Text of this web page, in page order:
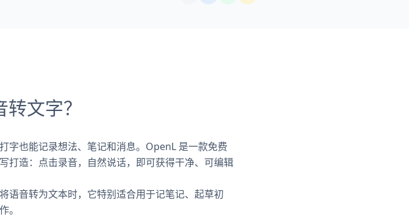
文字？
字也能记录想法、笔记和消息。OpenL 是一款免费
打造：点击录音，自然说话，即可获得干净、可编辑
语音转为文本时，它特别适合用于记笔记、起草初
。